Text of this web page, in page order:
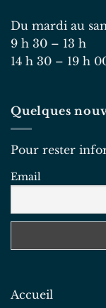
Du mardi au
9 h 30 – 13 h
14 h 30 – 19 h
Quelques
Pour rester
Email
Accueil